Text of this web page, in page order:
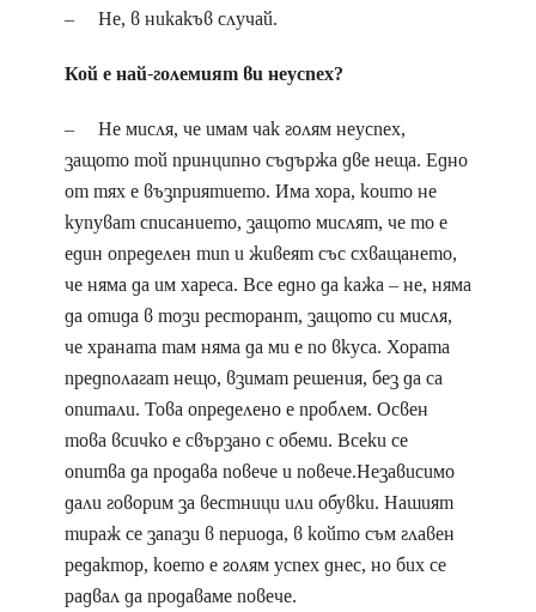
– Не, в никакъв случай.
Кой е най-големият ви неуспех?
– Не мисля, че имам чак голям неуспех,
защото той принципно съдържа две неща. Едно
от тях е възприятието. Има хора, които не
купуват списанието, защото мислят, че то е
един определен тип и живеят със схващането,
че няма да им хареса. Все едно да кажа – не, няма
да отида в този ресторант, защото си мисля,
че храната там няма да ми е по вкуса. Хората
предполагат нещо, взимат решения, без да са
опитали. Това определено е проблем. Освен
това всичко е свързано с обеми. Всеки се
опитва да продава повече и повече.Независимо
дали говорим за вестници или обувки. Нашият
тираж се запази в периода, в който съм главен
редактор, което е голям успех днес, но бих се
радвал да продаваме повече.